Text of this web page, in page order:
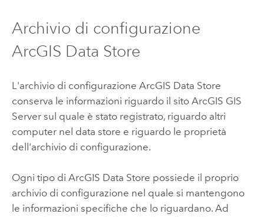
Archivio di configurazione
ArcGIS Data Store
L'archivio di configurazione ArcGIS Data Store
conserva le informazioni riguardo il sito ArcGIS GIS
Serversul quale è stato registrato, riguardo altri
computer nel data store e riguardo le proprietà
dell'archivio di configurazione.
Ogni tipo di ArcGIS Data Store possiede il proprio
archivio di configurazione nel quale si mantengono
le informazioni specifiche che lo riguardano. Ad